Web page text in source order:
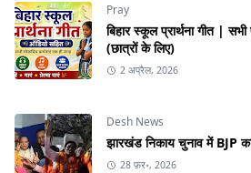
Pray
बिहार स्कूल प्रार्थना गीत |
(छात्रों के लिए)
2 अप्रैल, 2026
Desh News
झारखंड निकाय चुनाव में BJP
28 फ़र॰, 2026